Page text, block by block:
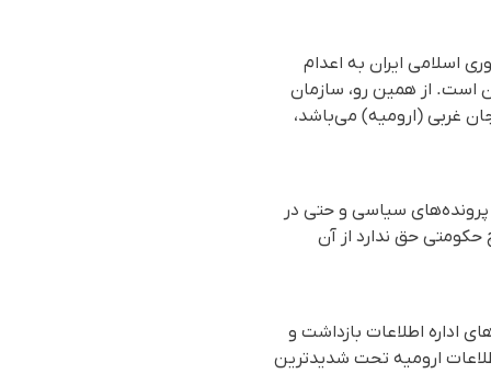
اسلامی ایران به اعدام
است. از همین رو، سازمان
غربی (ارومیه) می‌باشد،
پرونده‌های سیاسی و حتی در
حق ندارد از آن
بوکان توسط نیروهای اداره اطلاعات بازداشت و
ارومیه تحت شدیدترین